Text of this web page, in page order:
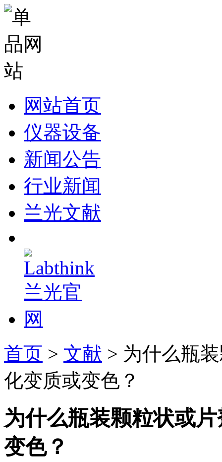
网站首页
仪器设备
新闻公告
行业新闻
兰光文献
首页 > 文献 > 为什么瓶
化变质或变色？
为什么瓶装颗粒状或
变色？